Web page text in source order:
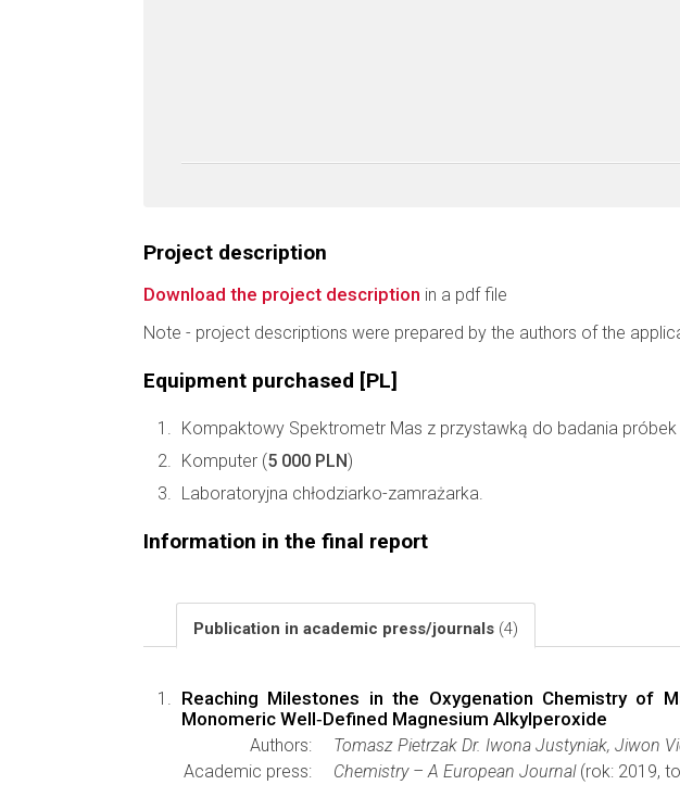
Project description
Download the project description in a pdf file
Note - project descriptions were prepared by the authors of the
Equipment purchased [PL]
Kompaktowy Spektrometr Mas z przystawką do badania
Komputer (5 000 PLN)
Laboratoryjna chłodziarko-zamrażarka.
Information in the final report
Publication in academic press/journals (4)
Reaching Milestones in the Oxygenation Chemistry of
Monomeric Well‐Defined Magnesium Alkylperoxide
Authors:
Tomasz Pietrzak Dr. Iwona Justyniak, Jiwon
Academic press:
Chemistry – A European Journal(rok: 2019,